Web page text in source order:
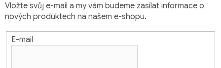
Vložte svůj e-mail a my vám budeme zasílat informace o
nových produktech na našem e-shopu.
E-mail